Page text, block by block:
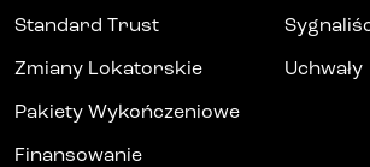
Standard Trust
Zmiany Lokatorskie
Pakiety Wykończeniowe
Finansowanie
Uchwały